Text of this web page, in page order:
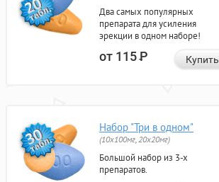
Два самых популярных
препарата для усиления
эрекции в одном наборе!
от 115Р Купить
Набор "Три в одном"
(10x100мг, 20x20мг)
Большой набор из 3-х
препаратов.